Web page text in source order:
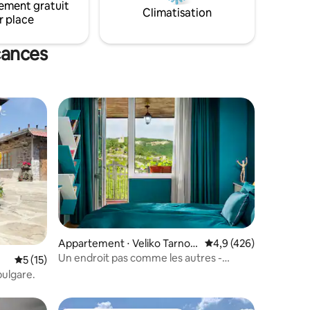
à 4-
!
gratuit
place
Climatisation
: 5 sur 5
Évaluation moyenne sur la base de 15 commentaires : 5 sur 5
5 (15)
Appartement ⋅ Veliko Tarnov
o
Évaluation moyenne
4,9 (426)
Un endroit pas comme les autres -